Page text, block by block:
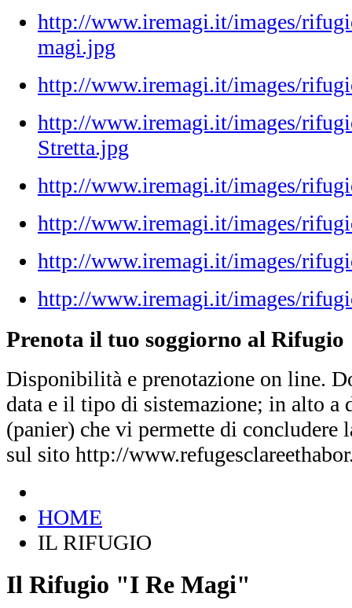
http://www.iremagi.it/images/
magi.jpg
http://www.iremagi.it/images/
http://www.iremagi.it/images/
Stretta.jpg
http://www.iremagi.it/images/
http://www.iremagi.it/images/
http://www.iremagi.it/images/
http://www.iremagi.it/images/
Prenota il tuo soggiorno al
Disponibilità e prenotazione on line.
data e il tipo di sistemazione; in alto a
(panier) che vi permette di concludere
sul sito http://
HOME
IL RIFUGIO
Il Rifugio "I Re Magi"